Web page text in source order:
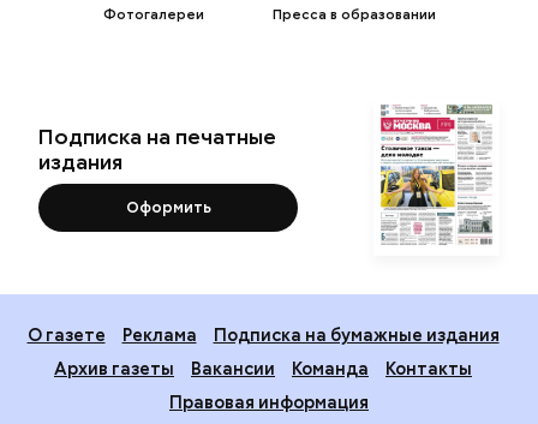
Фотогалереи
Пресса в образовании
Подписка на печатные
издания
Оформить
О газете Реклама
Подписка на бумажные издания
Архив газеты
Вакансии Команда
Контакты
Правовая информация